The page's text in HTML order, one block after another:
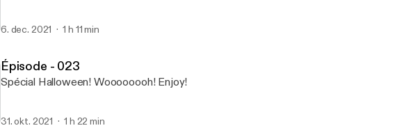
6. dec. 2021 1 h 11 min
Épisode - 023
Spécial Halloween! Woooooooh! Enjoy!
31. okt. 2021 1 h 22 min